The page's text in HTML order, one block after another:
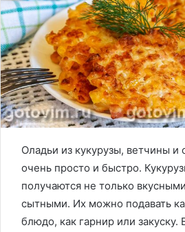
Оладьи из кукурузы, ветчины и
очень просто и быстро.
получаются не только
сытными. Их можно подавать
блюдо, как гарнир или закуску.